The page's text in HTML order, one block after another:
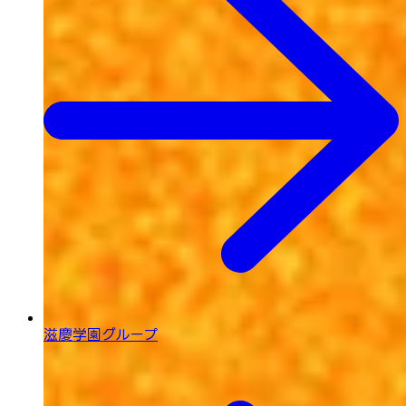
滋慶学園グループ